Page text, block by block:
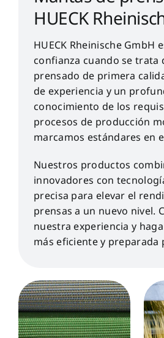
HUECK
HUECK Rheinische GmbH
confianza cuando se trata
prensado de primera
de experiencia y un
conocimiento de los
procesos de producción
marcamos estándares en
Nuestros productos
innovadores con
precisa para elevar el
prensas a un nuevo nivel.
nuestra experiencia y
más eficiente y preparada